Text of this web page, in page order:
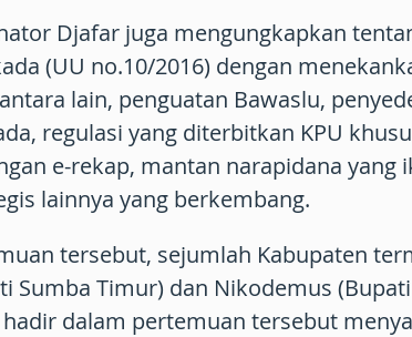
Djafar juga mengungkapkan
(UU no.10/2016) dengan
lain, penguatan Bawaslu,
regulasi yang diterbitkan KPU
e-rekap, mantan narapidana yang
lainnya yang berkembang.
tersebut, sejumlah Kabupaten
Sumba Timur) dan Nikodemus
hadir dalam pertemuan tersebut